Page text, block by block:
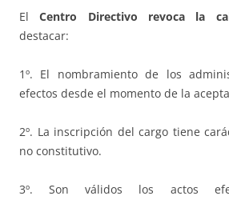
ElCentro Directivo revoca la
destacar:
1º. El nombramiento de los
efectos desde el momento de la
2º. La inscripción del cargo tiene
no constitutivo.
3º. Son válidos los actos